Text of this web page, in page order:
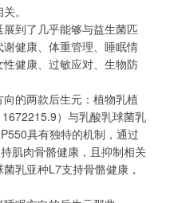
。
到了几乎能够与益生菌匹
健康、体重管理、睡眠情
健康、过敏应对、生物防
的两款后生元：植物乳植
）与乳酸乳球菌乳
具有独特的机制，通过
肌肉骨骼健康，且抑制相关
乳亚种L7支持骨骼健康，